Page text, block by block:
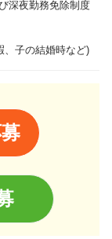
深夜勤務免除制度
子の結婚時など)